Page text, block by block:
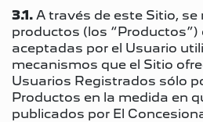
3.1. A través de este Sitio,
productos (los “Productos”)
aceptadas por el Usuario
mecanismos que el Sitio
Usuarios Registrados sólo
Productos en la medida en
publicados por El